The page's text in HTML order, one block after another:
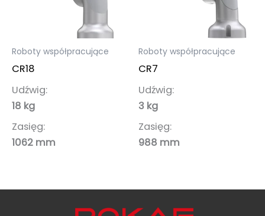
Roboty współpracujące
CR18
Udźwig:
18 kg
Zasięg:
1062 mm
Roboty współpracujące
CR7
Udźwig:
3 kg
Zasięg:
988 mm